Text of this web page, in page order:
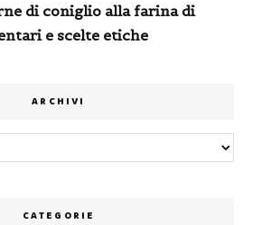
di coniglio alla farina di
e scelte etiche
ARCHIVI
CATEGORIE